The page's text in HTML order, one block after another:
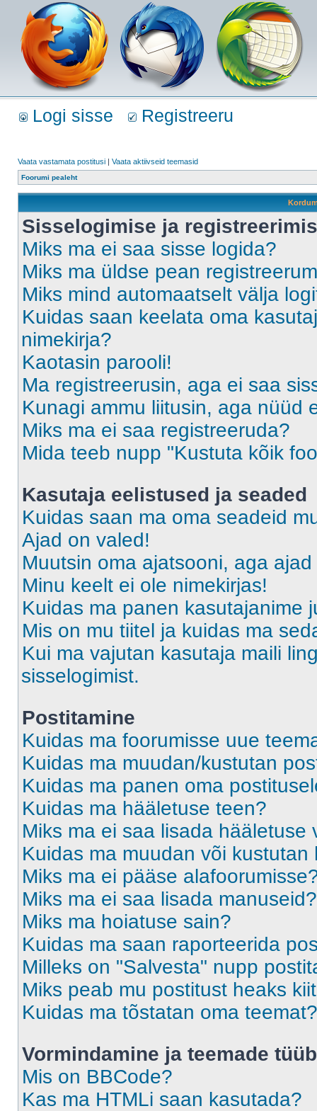
Logi sisse Registreeru
Vaata vastamata postitusi | Vaata aktiivseid teemasid
Foorumi pealeht
Sisselogimise ja
Miks ma ei saa sisse logida?
Miks ma üldse pean
Miks mind automaatselt välja
Kuidas saan keelata oma
nimekirja?
Kaotasin parooli!
Ma registreerusin, aga ei saa
Kunagi ammu liitusin, aga nüüd
Miks ma ei saa registreeruda?
Mida teeb nupp "Kustuta kõik
Kasutaja eelistused ja seaded
Kuidas saan ma oma seadeid
Ajad on valed!
Muutsin oma ajatsooni, aga
Minu keelt ei ole nimekirjas!
Kuidas ma panen kasutajanime
Mis on mu tiitel ja kuidas ma
Kui ma vajutan kasutaja maili
sisselogimist.
Postitamine
Kuidas ma foorumisse uue
Kuidas ma muudan/kustutan
Kuidas ma panen oma
Kuidas ma hääletuse teen?
Miks ma ei saa lisada hääletuse
Kuidas ma muudan või kustutan
Miks ma ei pääse
Miks ma ei saa lisada manuseid?
Miks ma hoiatuse sain?
Kuidas ma saan raporteerida
Milleks on "Salvesta" nupp
Miks peab mu postitust heaks
Kuidas ma tõstatan oma teemat?
Vormindamine ja teemade
Mis on BBCode?
Kas ma HTMLi saan kasutada?